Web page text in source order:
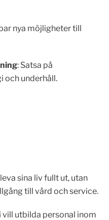
nya möjligheter till
: Satsa på
och underhåll.
sina liv fullt ut, utan
till vård och service.
vill utbilda personal inom